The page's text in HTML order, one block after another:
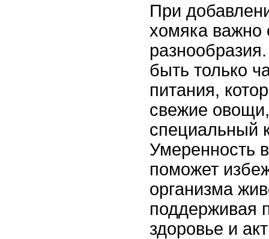
При
хомяка важно
быть только
питания,
свежие
специальный
Умеренность
поможет
организма
поддерживая
здоровье и